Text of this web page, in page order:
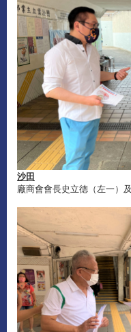
沙田
廠商會會長史立德（左一）